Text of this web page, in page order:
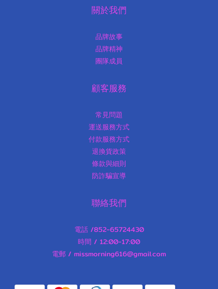
關於我們
品牌故事
品牌精神
團隊成員
顧客服務
常見問題
運送服務方式
付款服務方式
退換貨政策
條款與細則
防詐騙宣導
聯絡我們
電話 /852-65724430
時間 / 12:00-17:00
電郵 / missmorning616@gmail.com